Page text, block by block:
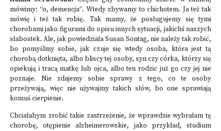
mówimy: “o, demencja”. Wtedy zbywamy to chichotem. Ja też tak
mówię i też tak robię. Tak mamy, że posługujemy się tymi
chorobami jako figurami do opisu innych sytuacji, jakichś naszych
słabostek. Ale, jak powiedziała Susan Sontag, nie należy tak robić,
bo pomyślmy sobie, jak czuje się wtedy osoba, która jest tą
chorobą dotknięta, albo bliscy tej osoby, syn czy córka, którzy się
opiekują i tracą matkę lub ojca, albo ten rodzic już go czy jej nie
poznaje. Nie zdajemy sobie sprawy z tego, co te osoby
przeżywają, więc nie używajmy takich słów, bo one sprawiają
komuś cierpienie.
Chciałabym zrobić takie zastrzeżenie, że wprawdzie wybrałam tę
chorobę, otępienie alzheimerowskie, jako przykład, studium